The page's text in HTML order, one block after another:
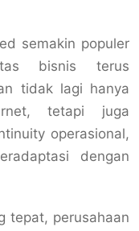
semakin populer
bisnis terus
tidak lagi hanya
tetapi juga
operasional,
dengan
tepat, perusahaan